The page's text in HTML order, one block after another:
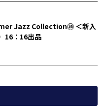
Jazz Collection㉔ ＜新入
16：16出品